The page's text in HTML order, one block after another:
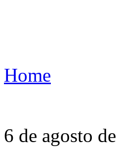
Home
6 de agosto